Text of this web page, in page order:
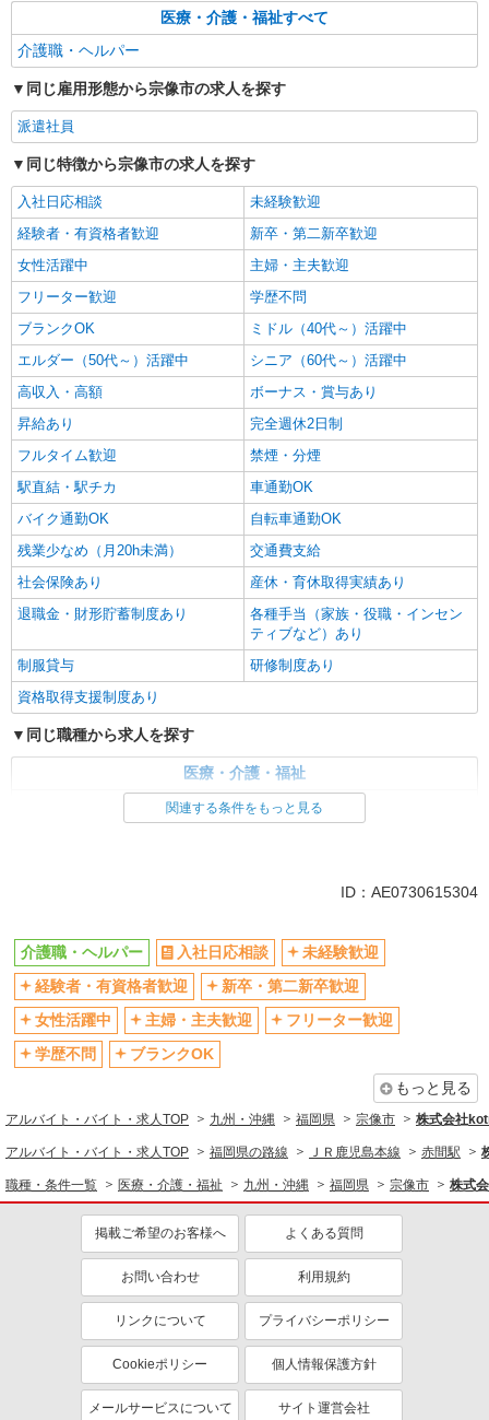
医療・介護・福祉すべて
介護職・ヘルパー
同じ雇用形態から宗像市の求人を探す
派遣社員
同じ特徴から宗像市の求人を探す
入社日応相談
未経験歓迎
経験者・有資格者歓迎
新卒・第二新卒歓迎
女性活躍中
主婦・主夫歓迎
フリーター歓迎
学歴不問
ブランクOK
ミドル（40代～）活躍中
エルダー（50代～）活躍中
シニア（60代～）活躍中
高収入・高額
ボーナス・賞与あり
昇給あり
完全週休2日制
フルタイム歓迎
禁煙・分煙
駅直結・駅チカ
車通勤OK
バイク通勤OK
自転車通勤OK
残業少なめ（月20h未満）
交通費支給
社会保険あり
産休・育休取得実績あり
退職金・財形貯蓄制度あり
各種手当（家族・役職・インセン
ティブなど）あり
制服貸与
研修制度あり
資格取得支援制度あり
同じ職種から求人を探す
医療・介護・福祉
交通費支給
社会保険あり
産休・育休取得実績あり
関連する条件をもっと見る
ID：AE0730615304
介護職・ヘルパー 入社日応相談
未経験歓迎
経験者・有資格者歓迎
新卒・第二新卒歓迎
女性活躍中
主婦・主夫歓迎
フリーター歓迎
学歴不問
ブランクOK
もっと見る
アルバイト・バイト・求人TOP 九州・沖縄 福岡県 宗像市 株式会社
アルバイト・バイト・求人TOP 福岡県の路線 ＪＲ鹿児島本線 赤間駅
職種・条件一覧 医療・介護・福祉 九州・沖縄 福岡県 宗像市 株式
掲載ご希望のお客様へ よくある質問
お問い合わせ 利用規約
リンクについて プライバシーポリシー
Cookieポリシー 個人情報保護方針
メールサービスについて サイト運営会社